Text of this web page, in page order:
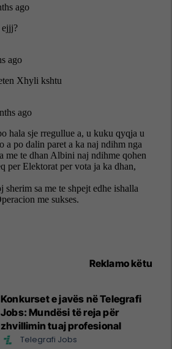
Reklamo këtu
Konkurset e javës në Telegrafi
Jobs: Mundësi të reja për
zhvillimin tuaj profesional
Telegrafi Jobs